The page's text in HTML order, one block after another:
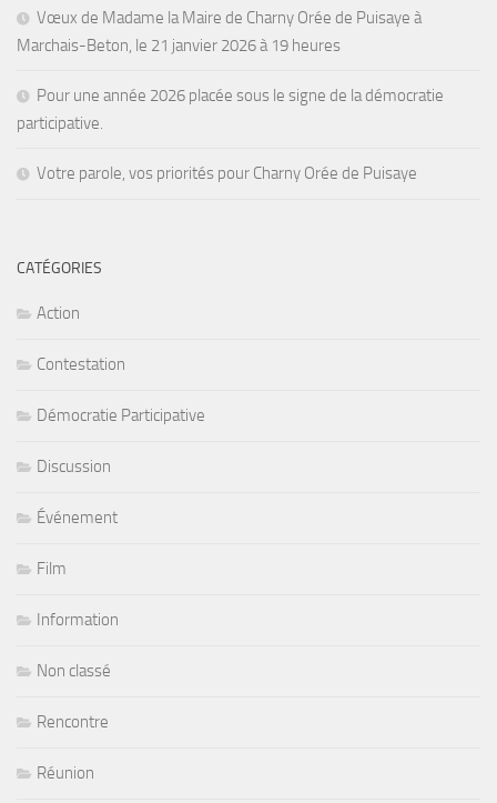
Vœux de Madame la Maire de Charny Orée de Puisaye à
Marchais-Beton, le 21 janvier 2026 à 19 heures
Pour une année 2026 placée sous le signe de la démocratie
participative.
Votre parole, vos priorités pour Charny Orée de Puisaye
CATÉGORIES
Action
Contestation
Démocratie Participative
Discussion
Événement
Film
Information
Non classé
Rencontre
Réunion